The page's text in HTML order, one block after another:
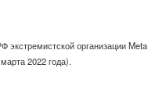
организации Meta
2022 года).